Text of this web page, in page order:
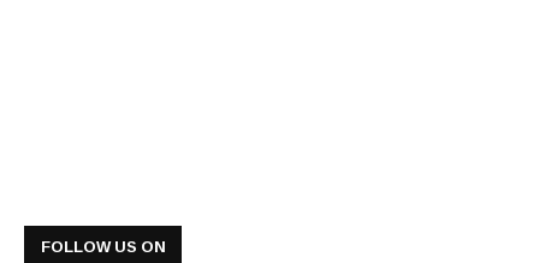
FOLLOW US ON